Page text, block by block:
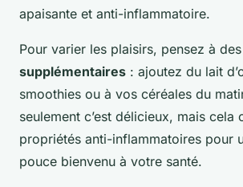
apaisante et anti-inflammatoire.
Pour varier les plaisirs, pensez à des
supplémentaires : ajoutez du lait
smoothies ou à vos céréales du
seulement c’est délicieux, mais cela
propriétés anti-inflammatoires pour
pouce bienvenu à votre santé.